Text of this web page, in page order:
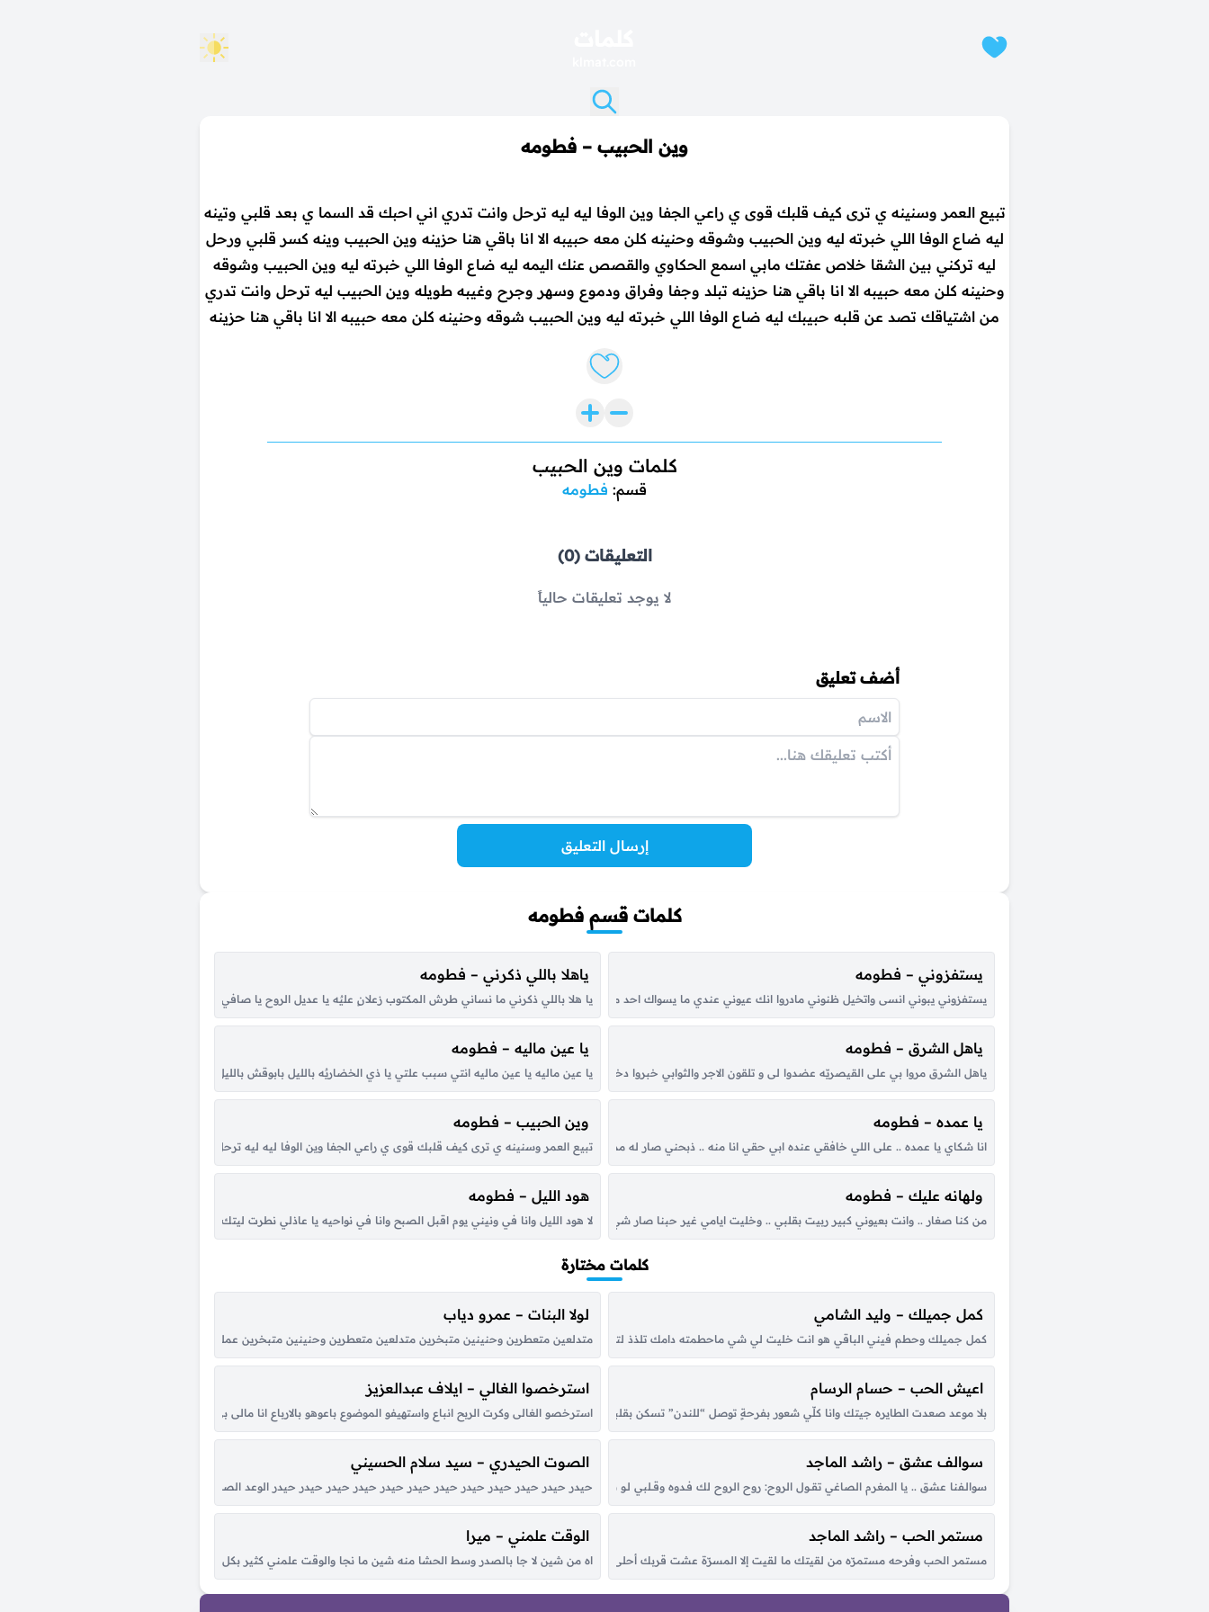
وين الحبيب – فطومه
تبيع العمر وسنينه ي ترى كيف قلبك قوى ي راعي الجفا وين الوفا ليه ليه ترحل وانت تدري اني احبك قد السما ي بعد قلبي وتينه
ليه ضاع الوفا اللي خبرته ليه وين الحبيب وشوقه وحنينه كلن معه حبيبه الا انا باقي هنا حزينه وين الحبيب وينه كسر قلبي ورحل
ليه تركني بين الشقا خلاص عفتك مابي اسمع الحكاوي والقصص عنك اليمه ليه ضاع الوفا اللي خبرته ليه وين الحبيب وشوقه
وحنينه كلن معه حبيبه الا انا باقي هنا حزينه تبلد وجفا وفراق ودموع وسهر وجرح وغيبه طويله وين الحبيب ليه ترحل وانت تدري
من اشتياقك تصد عن قلبه حبيبك ليه ضاع الوفا اللي خبرته ليه وين الحبيب شوقه وحنينه كلن معه حبيبه الا انا باقي هنا حزينه
Like lyrics
كلمات وين الحبيب
قسم: فطومه
التعليقات (0)
لا يوجد تعليقات حالياً
أضف تعليق
إرسال التعليق
كلمات قسم فطومه
يستفزوني – فطومه
يستفزوني يبوني انسى واتخيل ظنوني مادروا انك عيوني عندي ما يسواك احد ما اصدق فيك احد .. لا لا ما اصدق فيك احد هالسوالف مو جديده وعنك وعني مو بعيده القلوب اللي سعيده لازم تواجه حسد ما
ياهلا باللي ذكرني – فطومه
يا هلا باللي ذكرني ما نساني طرش المكتوب زعلانٍ عليٌه يا عديل الروح يا صافي الزلالي يا نظر عيني يا هلا والف التحيه
ياهل الشرق – فطومه
ياهل الشرق مروا بي على القيصريّه عضدوا لى و تلقون الاجر والثوابي خبروا دختر العشاق يكشف عليّه كود يمسح على جرحي ويبري صوابي ياغريب لفاني من ديار مديّه الغريب إلْ هله وانا َعلَيْ العذابي كود
يا عين ماليه – فطومه
يا عين ماليه يا عين ماليه انتي سبب علتي يا ذي الخضاريٌه بالليل بابوقش بالليل بابوقش وان دروا فيني هلك صيحي
يا عمده – فطومه
انا شكاي يا عمده .. على اللي خافقي عنده ابي حقي انا منه .. ذبحني صار له مده صغير وحيل جنني .. عليه اسلوب ضيعني يا عمده طالبك تكفى .. تجيبه عندي يا عمده جيتك وبيدي ورقتي .. شرحت الوضع
وين الحبيب – فطومه
تبيع العمر وسنينه ي ترى كيف قلبك قوى ي راعي الجفا وين الوفا ليه ليه ترحل وانت تدري اني احبك قد السما ي بعد قلبي
ولهانه عليك – فطومه
من كنا صغار .. وانت بعيوني كبير ربيت بقلبي .. وخليت ايامي غير حبنا صار شي خيالي .. دامك وياي يالغالي الدنيا هذي بخير عايش دوم بوجداني .. لو بوصفك بلساني يخوني التعبير ولهان عليك .. بجناح الشوق
هود الليل – فطومه
لا هود الليل وانا في ونيني يوم اقبل الصبح وانا في نواحيه يا عاذلي نطرت ليتك تجيني وتنظر الحال خلك كيف داعيه
كلمات مختارة
كمل جميلك – وليد الشامي
كمل جميلك وحطم فيني الباقي هو انت خليت لي شي ماحطمته دامك تلذذ لتعذيبي ولاحراقي وش يمنعك والقسى منك تعلمته مايزعجك لو تشوف الدمع بحداقي حتى ولو عن طريق الكذب جاملته يعني
لولا البنات – عمرو دياب
متدلعين متعطرين وحنينين متبخرين متدلعين متعطرين وحنينين متبخرين عملوا الحرير يا ولا، شبه البنات لولا البنات يا ولا
اعيش الحب – حسام الرسام
بلا موعد صعدت الطايره جيتك وانا كلّي شعور بفرحةٍ توصل “للندن” تسكن بقلبك اناظر في سحاب الكون القى النور متجلّي والمح في خدود الشمس وجهك ساطع وربك اعدّ الوقت بس اوصل واشوفك صدق
استرخصوا الغالي – ايلاف عبدالعزيز
استرخصو الغالى وكرت الربح انباع واستهيفو الموضوع باعوهو بالارباع انا مالى بى الزى ديل ليه ياخ من القله بس كلو من
سوالف عشق – راشد الماجد
سوالـفنا عشق .. يا المغرم الصاغي تقــول الروح: روح الروح لك فـدوه وقــلبي لـو شكــا مـن حــبك الطاغي تلــوّم في العَــرَب من حَـضْره وبَدوه عـلى وعــد اللقـا لو مـوعــدك لاغي كـأن النبض مُهْــرٍ مــا وقـف عَــدوه فـلا شـاح
الصوت الحيدري – سيد سلام الحسيني
حيدر حيدر حيدر حيدر حيدر حيدر حيدر حيدر حيدر حيدر حيدر حيدر الوعد الصادق علي المنصور الأولي الصوت الحيدري
مستمر الحب – راشد الماجد
مستمر الحب وفرحه مستمرّه من لقيتك ما لقيت إلا المسرّة عشت قربك أحلى أيام وليالي شفت عقبك الحياة المستقرّة مرّت سنين العمر وإنتي هناها كل همّي راحتك وأسعى وراها عيني بعدك ما تحب إلا
الوقت علمني – ميرا
اه من شين لا جا بالصدر وسط الحشا منه شين ما نجا والوقت علمني كثير بكل هونٍ وبسجا أغيد سكن وادي الرشا تعشقه